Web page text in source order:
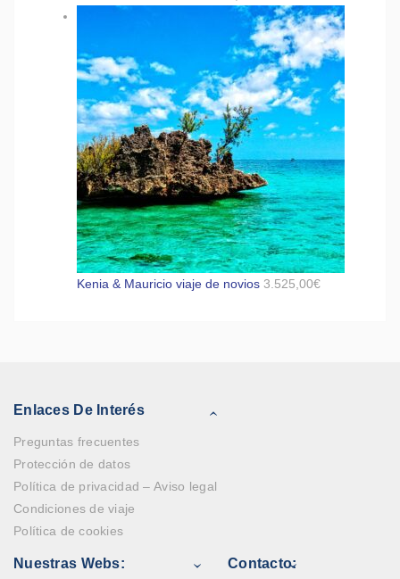
Kenia & Mauricio viaje de novios 3.525,00€
Enlaces De Interés
Preguntas frecuentes
Protección de datos
Política de privacidad – Aviso legal
Condiciones de viaje
Política de cookies
Nuestras Webs: Contacto: